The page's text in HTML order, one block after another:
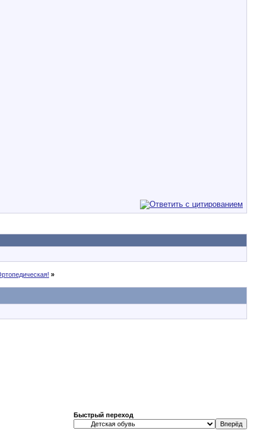
»
Быстрый переход